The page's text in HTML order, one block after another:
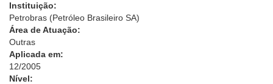
Instituição:
Petrobras (Petróleo Brasileiro SA)
Área de Atuação:
Outras
Aplicada em:
12/2005
Nível: